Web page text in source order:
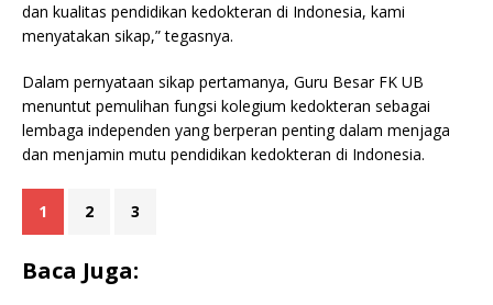
dan kualitas pendidikan kedokteran di Indonesia, kami
menyatakan sikap,” tegasnya.
Dalam pernyataan sikap pertamanya, Guru Besar FK UB
menuntut pemulihan fungsi kolegium kedokteran sebagai
lembaga independen yang berperan penting dalam menjaga
dan menjamin mutu pendidikan kedokteran di Indonesia.
1 2 3
Baca Juga: